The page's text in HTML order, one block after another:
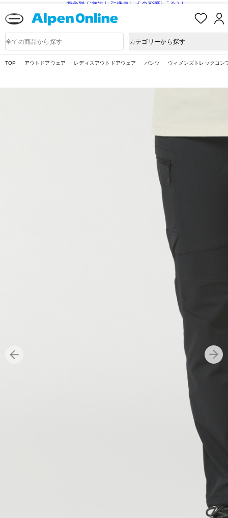
熊本県で発生した地震による影響について
入
品
検
カテゴリーから探す
TOP アウトドアウェア レディスアウトドアウェア パンツ ウィメンズトレックコン